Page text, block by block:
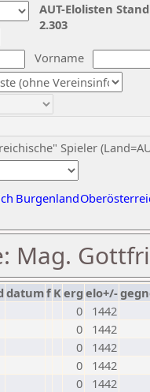
Vorname
Spieler
Burgenland
AUT-Elolisten
2.303
Mag.
datumf Kerg elo+/-
0
1442
0
1442
0
1442
0
1442
0
1442